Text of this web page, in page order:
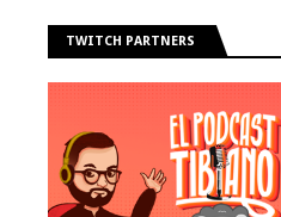
TWITCH PARTNERS